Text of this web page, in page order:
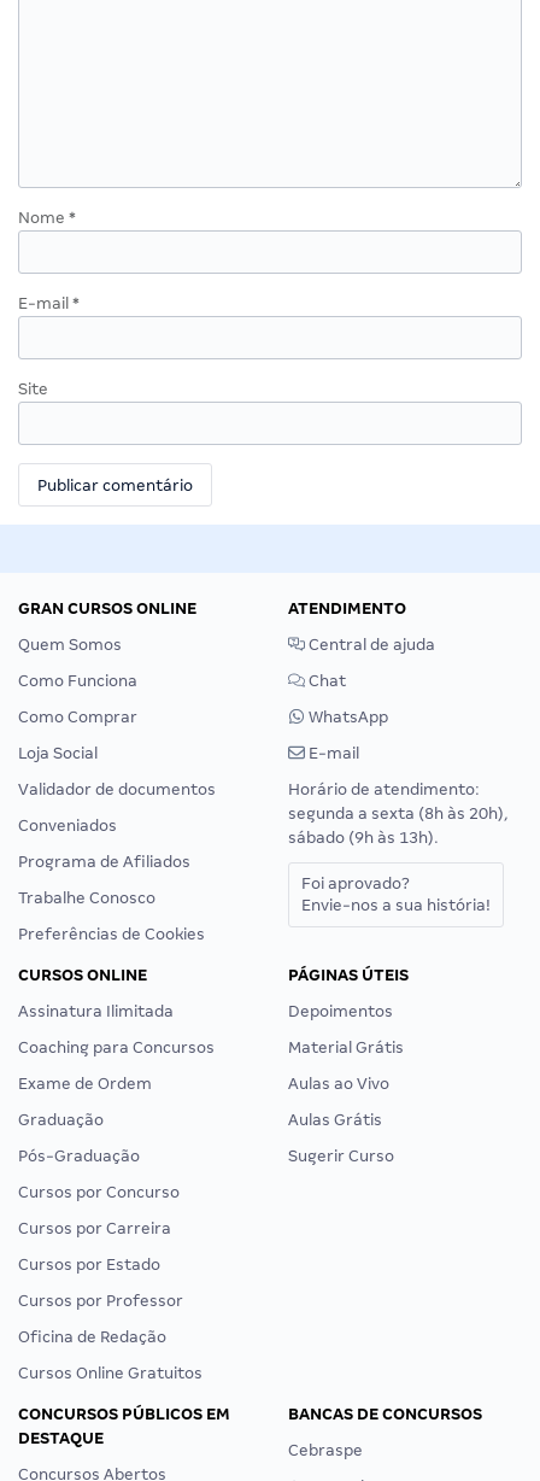
Nome *
E-mail *
Site
GRAN CURSOS ONLINE
Quem Somos
Como Funciona
Como Comprar
Loja Social
Validador de documentos
Conveniados
Programa de Afiliados
Trabalhe Conosco
Preferências de Cookies
ATENDIMENTO
Central de ajuda
Chat
WhatsApp
E-mail
Horário de atendimento:
segunda a sexta (8h às 20h),
sábado (9h às 13h).
Foi aprovado?
Envie-nos a sua história!
CURSOS ONLINE
Assinatura Ilimitada
Coaching para Concursos
Exame de Ordem
Graduação
Pós-Graduação
Cursos por Concurso
Cursos por Carreira
Cursos por Estado
Cursos por Professor
Oficina de Redação
Cursos Online Gratuitos
PÁGINAS ÚTEIS
Depoimentos
Material Grátis
Aulas ao Vivo
Aulas Grátis
Sugerir Curso
CONCURSOS PÚBLICOS EM
DESTAQUE
Concursos Abertos
BANCAS DE CONCURSOS
Cebraspe